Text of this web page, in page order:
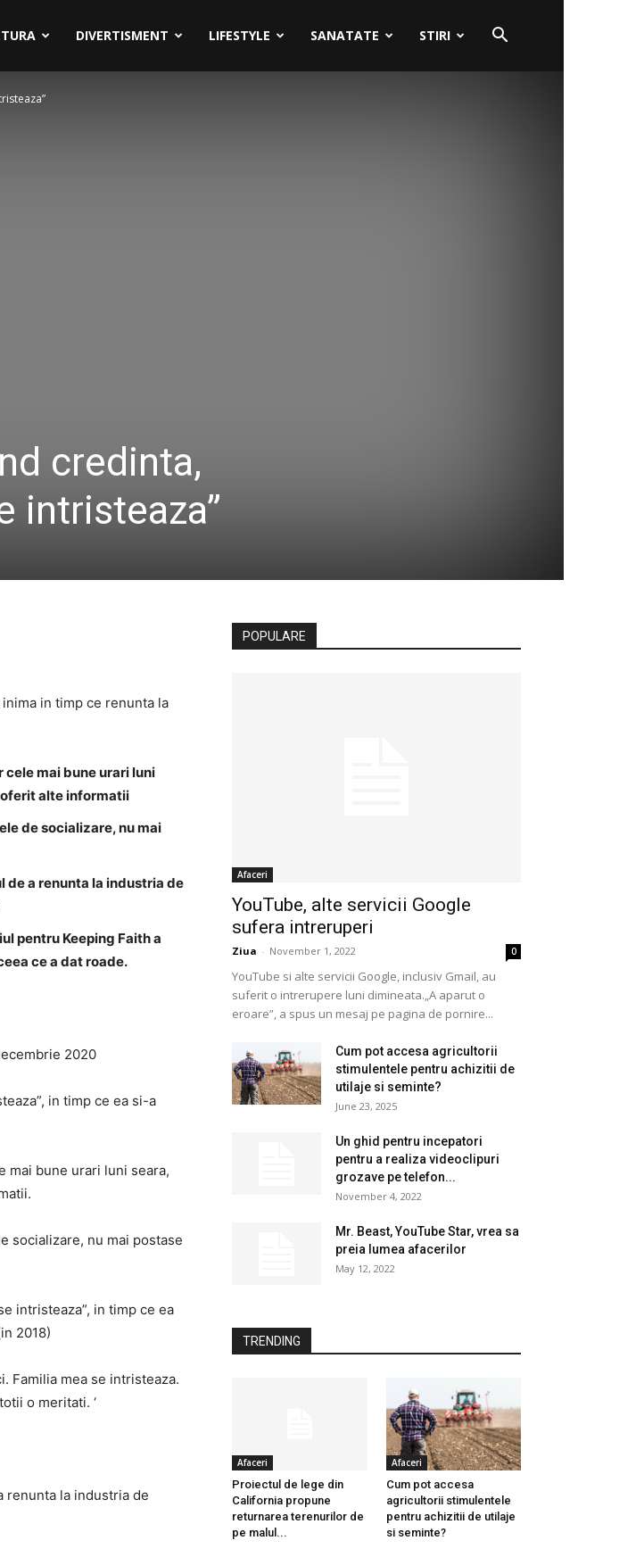
DIVERTISMENT LIFESTYLE SANATATE STIRI
credinta,
intristeaza”
in timp ce renunta la
mai bune urari luni
oferit alte informatii
de socializare, nu mai
de a renunta la industria de
pentru Keeping Faith a
ce a dat roade.
2020
in timp ce ea si-a
mai bune urari luni seara,
socializare, nu mai postase
intristeaza”, in timp ce ea
2018)
Familia mea se intristeaza.
o meritati. ‘
renunta la industria de
POPULARE
Afaceri
YouTube, alte servicii Google
sufera intreruperi
Ziua - November 1, 2022 0
YouTube si alte servicii Google, inclusiv Gmail, au
suferit o intrerupere luni dimineata.„A aparut o
eroare”, a spus un mesaj pe pagina de pornire...
Cum pot accesa agricultorii
stimulentele pentru achizitii de
utilaje si seminte?
June 23, 2025
Un ghid pentru incepatori
pentru a realiza videoclipuri
grozave pe telefon...
November 4, 2022
Mr. Beast, YouTube Star, vrea sa
preia lumea afacerilor
May 12, 2022
TRENDING
Afaceri
Proiectul de lege din
California propune
returnarea terenurilor de
pe malul...
Afaceri
Cum pot accesa
agricultorii stimulentele
pentru achizitii de utilaje
si seminte?